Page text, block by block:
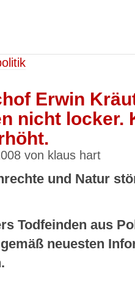
Erwin
nicht locker.
von klaus hart
und Natur
Todfeinden aus
neuesten